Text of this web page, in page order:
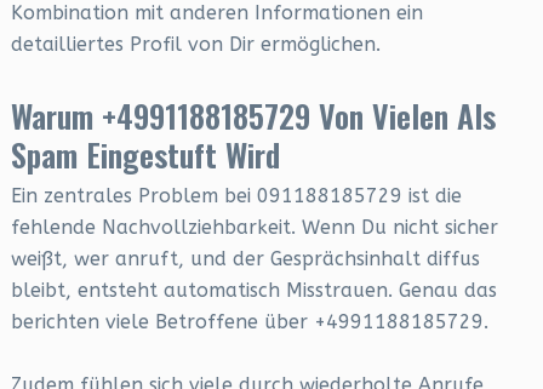
Kombination mit anderen Informationen ein
detailliertes Profil von Dir ermöglichen.
Warum +4991188185729 Von Vielen Als
Spam Eingestuft Wird
Ein zentrales Problem bei 091188185729 ist die
fehlende Nachvollziehbarkeit. Wenn Du nicht sicher
weißt, wer anruft, und der Gesprächsinhalt diffus
bleibt, entsteht automatisch Misstrauen. Genau das
berichten viele Betroffene über +4991188185729.